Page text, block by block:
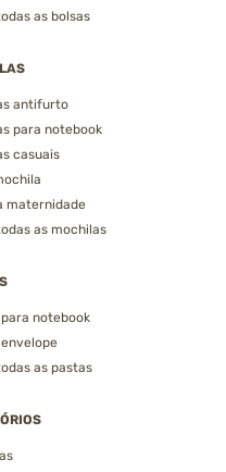
as bolsas
antifurto
para notebook
casuais
maternidade
as mochilas
notebook
as pastas